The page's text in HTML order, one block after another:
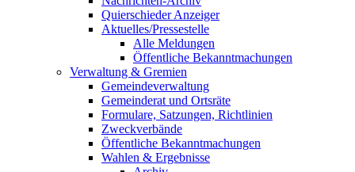
Quierschieder Anzeiger
Aktuelles/Pressestelle
Alle Meldungen
Öffentliche Bekanntmachungen
Verwaltung & Gremien
Gemeindeverwaltung
Gemeinderat und Ortsräte
Formulare, Satzungen, Richtlinien
Zweckverbände
Öffentliche Bekanntmachungen
Wahlen & Ergebnisse